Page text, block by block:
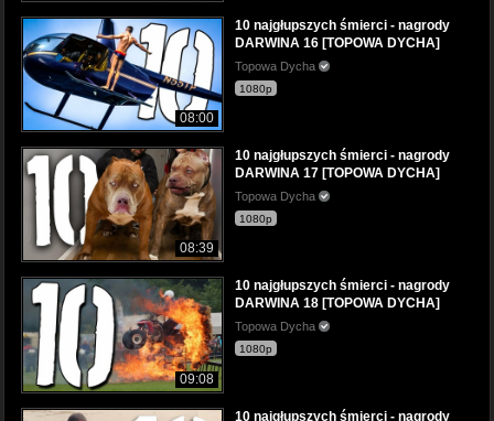
08:00
10 najgłupszych śmierci - nagrody
DARWINA 16 [TOPOWA DYCHA]
Topowa Dycha
1080p
08:39
10 najgłupszych śmierci - nagrody
DARWINA 17 [TOPOWA DYCHA]
Topowa Dycha
1080p
09:08
10 najgłupszych śmierci - nagrody
DARWINA 18 [TOPOWA DYCHA]
Topowa Dycha
1080p
10 najgłupszych śmierci - nagrody